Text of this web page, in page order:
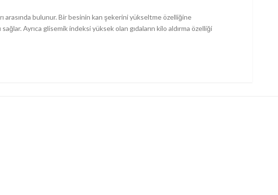
arasında bulunur. Bir besinin kan şekerini yükseltme özelliğine
Ayrıca glisemik indeksi yüksek olan gıdaların kilo aldırma özelliği